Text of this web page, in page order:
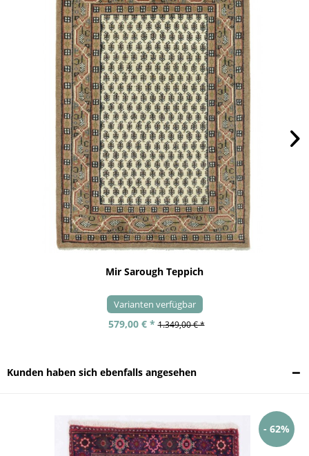
Mir Sarough Teppich
Varianten verfügbar
579,00 € * 1.349,00 € *
Kunden haben sich ebenfalls angesehen
- 62%